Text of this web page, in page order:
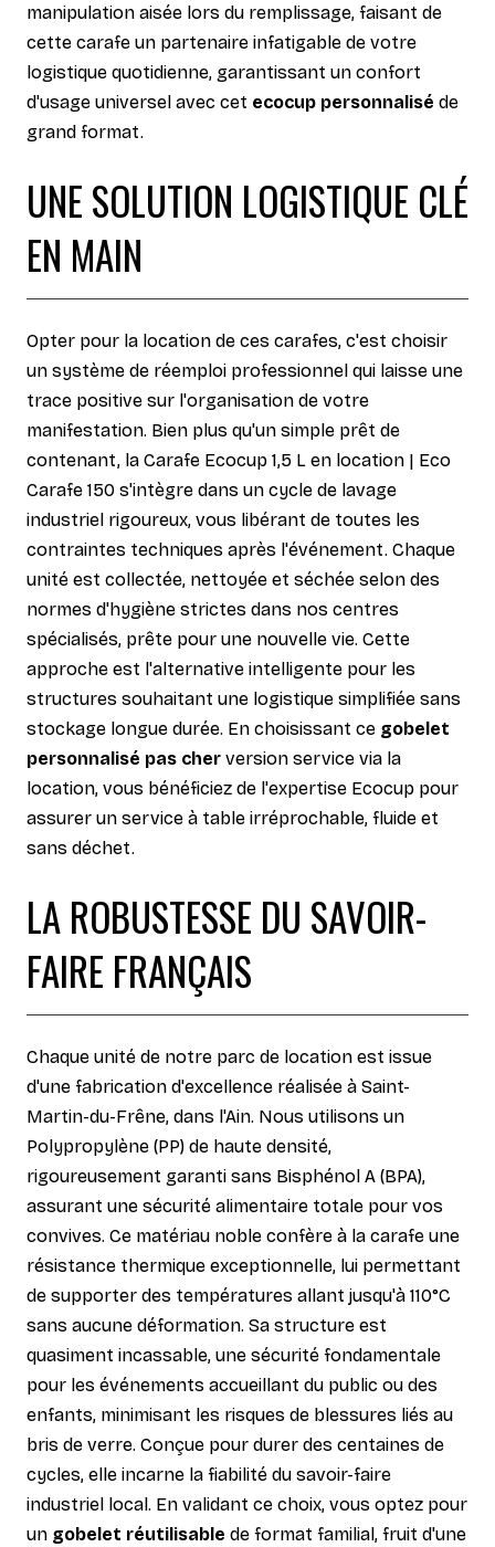
manipulation aisée lors du remplissage, faisant de
cette carafe un partenaire infatigable de votre
logistique quotidienne, garantissant un confort
d'usage universel avec cet ecocup personnalisé de
grand format.
UNE SOLUTION LOGISTIQUE CLÉ
EN MAIN
Opter pour la location de ces carafes, c'est choisir
un système de réemploi professionnel qui laisse une
trace positive sur l'organisation de votre
manifestation. Bien plus qu'un simple prêt de
contenant, la Carafe Ecocup 1,5 L en location | Eco
Carafe 150 s'intègre dans un cycle de lavage
industriel rigoureux, vous libérant de toutes les
contraintes techniques après l'événement. Chaque
unité est collectée, nettoyée et séchée selon des
normes d'hygiène strictes dans nos centres
spécialisés, prête pour une nouvelle vie. Cette
approche est l'alternative intelligente pour les
structures souhaitant une logistique simplifiée sans
stockage longue durée. En choisissant ce gobelet
personnalisé pas cher version service via la
location, vous bénéficiez de l'expertise Ecocup pour
assurer un service à table irréprochable, fluide et
sans déchet.
LA ROBUSTESSE DU SAVOIR-
FAIRE FRANÇAIS
Chaque unité de notre parc de location est issue
d'une fabrication d'excellence réalisée à Saint-
Martin-du-Frêne, dans l'Ain. Nous utilisons un
Polypropylène (PP) de haute densité,
rigoureusement garanti sans Bisphénol A (BPA),
assurant une sécurité alimentaire totale pour vos
convives. Ce matériau noble confère à la carafe une
résistance thermique exceptionnelle, lui permettant
de supporter des températures allant jusqu'à 110°C
sans aucune déformation. Sa structure est
quasiment incassable, une sécurité fondamentale
pour les événements accueillant du public ou des
enfants, minimisant les risques de blessures liés au
bris de verre. Conçue pour durer des centaines de
cycles, elle incarne la fiabilité du savoir-faire
industriel local. En validant ce choix, vous optez pour
un gobelet réutilisable de format familial, fruit d'une